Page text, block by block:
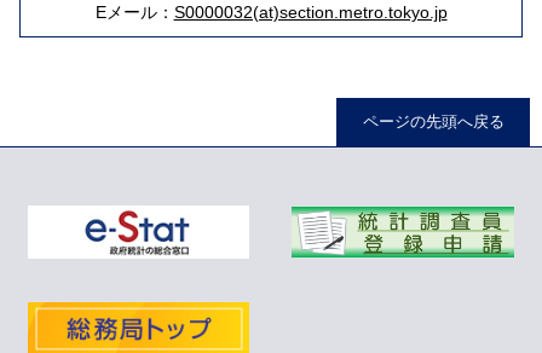
Eメール： S0000032(at)section.metro.tokyo.jp
ページの先頭へ戻る